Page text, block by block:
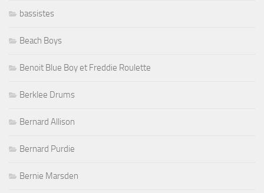
bassistes
Beach Boys
Benoit Blue Boy et Freddie Roulette
Berklee Drums
Bernard Allison
Bernard Purdie
Bernie Marsden